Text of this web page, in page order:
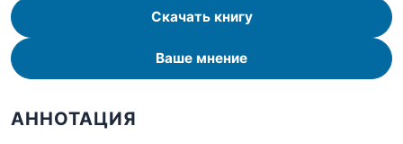
Скачать книгу
Ваше мнение
АННОТАЦИЯ